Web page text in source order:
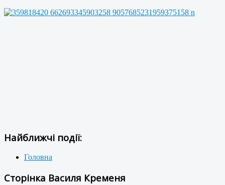
Найближчі події:
Головна
Сторінка Василя Кременя